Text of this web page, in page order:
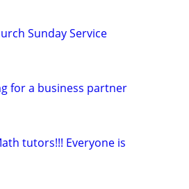
Sunday Service
for a business partner
tutors!!! Everyone is